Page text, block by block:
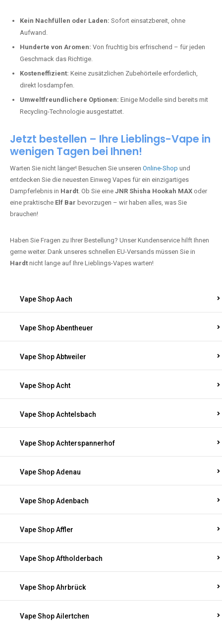
Kein Nachfüllen oder Laden: Sofort einsatzbereit, ohne
Aufwand.
Hunderte von Aromen: Von fruchtig bis erfrischend – für jeden
Geschmack das Richtige.
Kosteneffizient: Keine zusätzlichen Zubehörteile erforderlich,
direkt losdampfen.
Umweltfreundlichere Optionen: Einige Modelle sind bereits mit
Recycling-Technologie ausgestattet.
Jetzt bestellen – Ihre Lieblings-Vape in
wenigen Tagen bei Ihnen!
Warten Sie nicht länger! Besuchen Sie unseren Online-Shop und
entdecken Sie die neuesten Einweg Vapes für ein einzigartiges
Dampferlebnis in Hardt. Ob Sie eine JNR Shisha Hookah MAX oder
eine praktische Elf Bar bevorzugen – wir haben alles, was Sie
brauchen!
Haben Sie Fragen zu Ihrer Bestellung? Unser Kundenservice hilft Ihnen
gerne weiter. Dank unseres schnellen EU-Versands müssen Sie in
Hardt nicht lange auf Ihre Lieblings-Vapes warten!
Vape Shop Aach
Vape Shop Abentheuer
Vape Shop Abtweiler
Vape Shop Acht
Vape Shop Achtelsbach
Vape Shop Achterspannerhof
Vape Shop Adenau
Vape Shop Adenbach
Vape Shop Affler
Vape Shop Aftholderbach
Vape Shop Ahrbrück
Vape Shop Ailertchen